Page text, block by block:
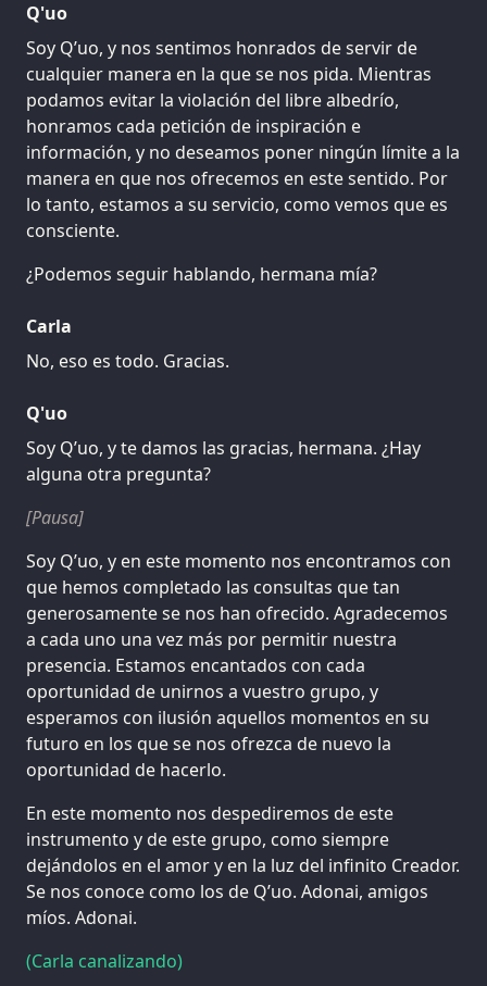
Q'uo
Soy Q’uo, y nos sentimos honrados de servir de
cualquier manera en la que se nos pida. Mientras
podamos evitar la violación del libre albedrío,
honramos cada petición de inspiración e
información, y no deseamos poner ningún límite a la
manera en que nos ofrecemos en este sentido. Por
lo tanto, estamos a su servicio, como vemos que es
consciente.
¿Podemos seguir hablando, hermana mía?
Carla
No, eso es todo. Gracias.
Q'uo
Soy Q’uo, y te damos las gracias, hermana. ¿Hay
alguna otra pregunta?
[Pausa]
Soy Q’uo, y en este momento nos encontramos con
que hemos completado las consultas que tan
generosamente se nos han ofrecido. Agradecemos
a cada uno una vez más por permitir nuestra
presencia. Estamos encantados con cada
oportunidad de unirnos a vuestro grupo, y
esperamos con ilusión aquellos momentos en su
futuro en los que se nos ofrezca de nuevo la
oportunidad de hacerlo.
En este momento nos despediremos de este
instrumento y de este grupo, como siempre
dejándolos en el amor y en la luz del infinito Creador.
Se nos conoce como los de Q’uo. Adonai, amigos
míos. Adonai.
(Carla canalizando)